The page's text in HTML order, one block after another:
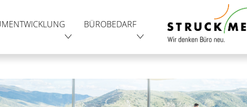
BÜROBEDARF